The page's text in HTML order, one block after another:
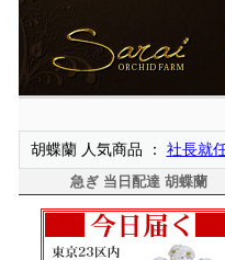
胡蝶蘭 人気商品 社長就
急ぎ 当日配達 胡蝶蘭